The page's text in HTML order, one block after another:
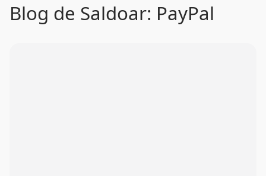
Blog de Saldoar: PayPal